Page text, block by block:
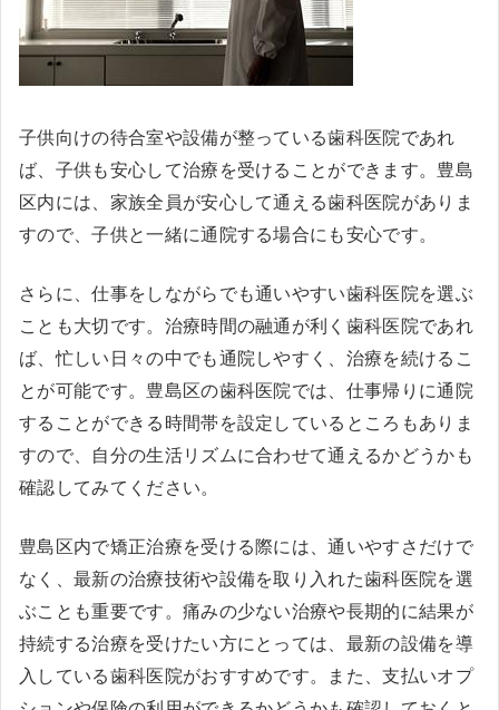
子供向けの待合室や設備が整っている歯科医院であれ
ば、子供も安心して治療を受けることができます。豊島
区内には、家族全員が安心して通える歯科医院がありま
すので、子供と一緒に通院する場合にも安心です。
さらに、仕事をしながらでも通いやすい歯科医院を選ぶ
ことも大切です。治療時間の融通が利く歯科医院であれ
ば、忙しい日々の中でも通院しやすく、治療を続けるこ
とが可能です。豊島区の歯科医院では、仕事帰りに通院
することができる時間帯を設定しているところもありま
すので、自分の生活リズムに合わせて通えるかどうかも
確認してみてください。
豊島区内で矯正治療を受ける際には、通いやすさだけで
なく、最新の治療技術や設備を取り入れた歯科医院を選
ぶことも重要です。痛みの少ない治療や長期的に結果が
持続する治療を受けたい方にとっては、最新の設備を導
入している歯科医院がおすすめです。また、支払いオプ